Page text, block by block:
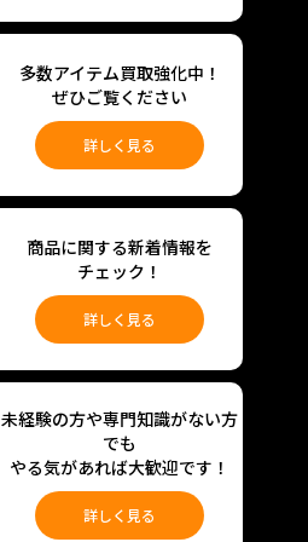
多数アイテム買取強化中！
ぜひご覧ください
詳しく見る
商品に関する新着情報を
チェック！
詳しく見る
未経験の方や専門知識がない方
でも
やる気があれば大歓迎です！
詳しく見る